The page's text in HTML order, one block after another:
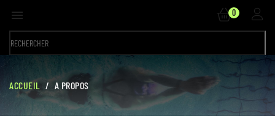
 0
ACCUEIL A PROPOS